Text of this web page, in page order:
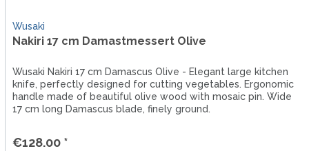
Wusaki
Nakiri 17 cm Damastmessert Olive
Wusaki Nakiri 17 cm Damascus Olive - Elegant large kitchen
knife, perfectly designed for cutting vegetables. Ergonomic
handle made of beautiful olive wood with mosaic pin. Wide
17 cm long Damascus blade, finely ground.
€128.00 *